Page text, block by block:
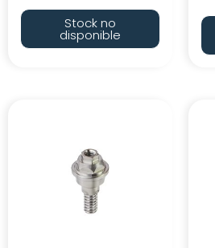
Stock no
disponible